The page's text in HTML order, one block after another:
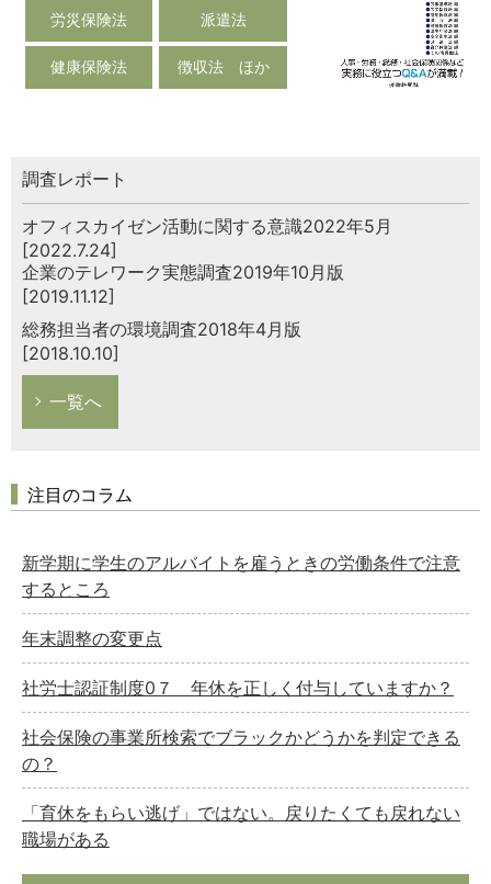
労災保険法 派遣法
健康保険法 徴収法 ほか
調査レポート
オフィスカイゼン活動に関する意識2022年5月
[2022.7.24]
企業のテレワーク実態調査2019年10月版
[2019.11.12]
総務担当者の環境調査2018年4月版
[2018.10.10]
一覧へ
注目のコラム
新学期に学生のアルバイトを雇うときの労働条件で注意
するところ
年末調整の変更点
社労士認証制度0７ 年休を正しく付与していますか？
社会保険の事業所検索でブラックかどうかを判定できる
の？
「育休をもらい逃げ」ではない。戻りたくても戻れない
職場がある